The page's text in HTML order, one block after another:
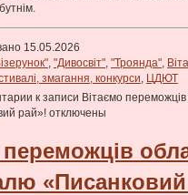
15.05.2026
"Дивосвіт" "Троянда"
змагання, конкурси ЦДЮТ
к записи Вітаємо
рай»! отключены
переможців